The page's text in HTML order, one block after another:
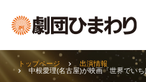
トップページ
出演情報
中根愛理(名古屋)が映画「世界でいち